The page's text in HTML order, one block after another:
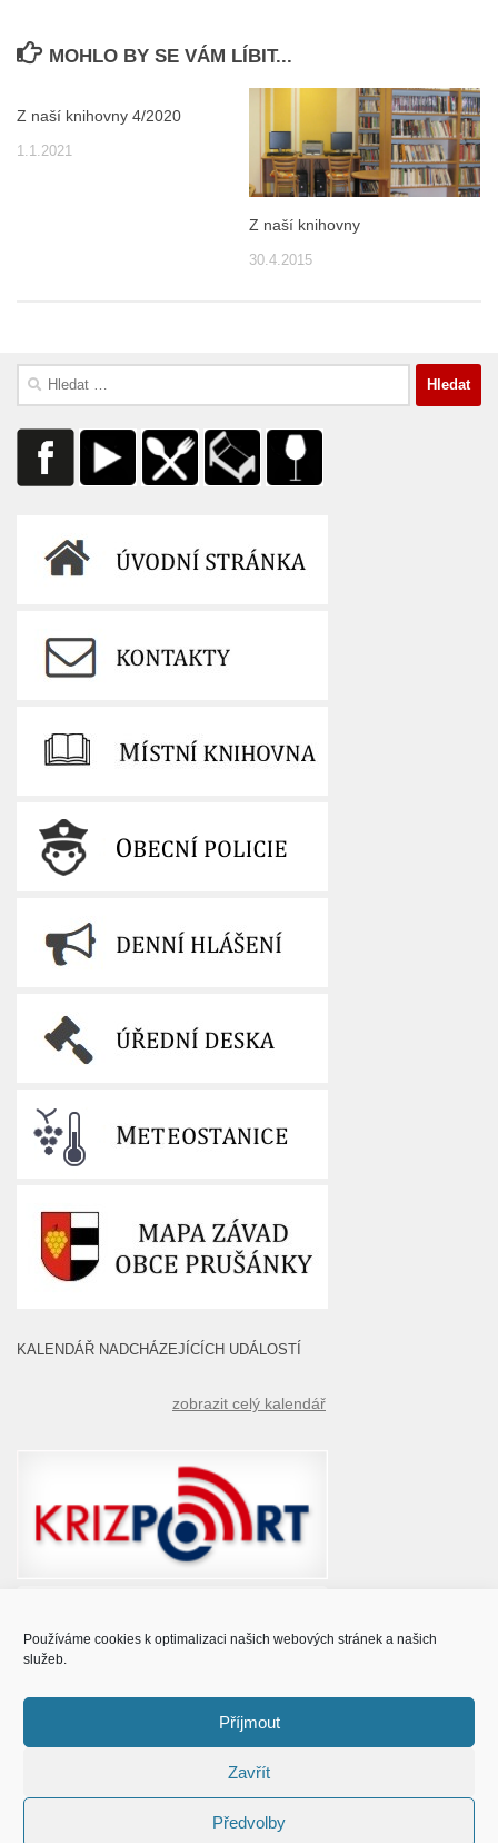
Používáme cookies k optimalizaci našich webových stránek a našich
služeb.
Příjmout
Zavřít
Předvolby
MOHLO BY SE VÁM LÍBIT...
Z naší knihovny 4/2020
1.1.2021
Z naší knihovny
30.4.2015
Vyhledávání
KALENDÁŘ NADCHÁZEJÍCÍCH UDÁLOSTÍ
zobrazit celý kalendář
© Obec Prušánky 2015 - 2023